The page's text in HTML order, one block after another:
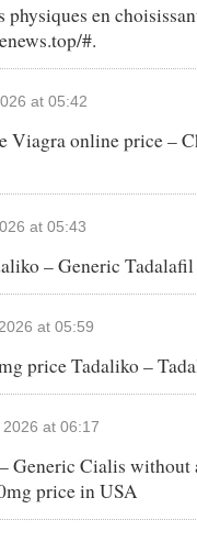
physiques en
#.
at 05:42
Viagra online price –
at 05:43
– Generic
at 05:59
price Tadaliko –
at 06:17
Generic Cialis without
price in USA